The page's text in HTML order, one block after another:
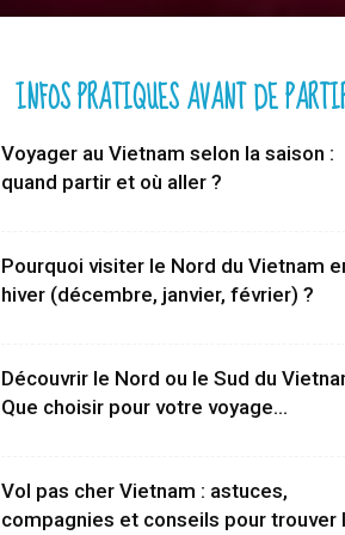
INFOS PRATIQUES AVANT DE
Voyager au Vietnam selon la saison :
quand partir et où aller ?
Pourquoi visiter le Nord du Vietnam
hiver (décembre, janvier, février) ?
Découvrir le Nord ou le Sud du
Que choisir pour votre voyage...
Vol pas cher Vietnam : astuces,
compagnies et conseils pour trouver